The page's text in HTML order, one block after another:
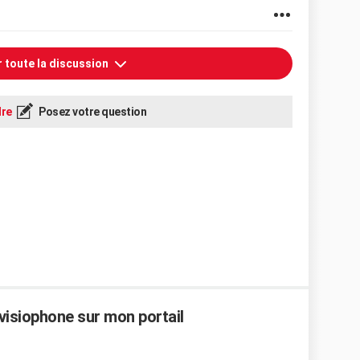
toute la discussion
Posez votre question
sur mon portail